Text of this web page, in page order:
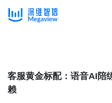
产品总览
解决方案
客服黄金标配：语音AI陪
赖